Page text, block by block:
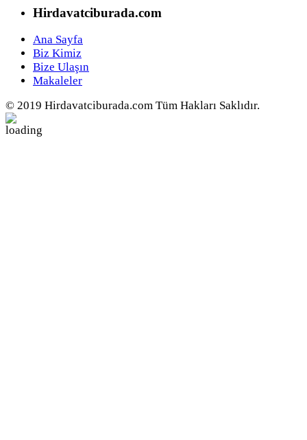
Hirdavatciburada.com
Ana Sayfa
Biz Kimiz
Bize Ulaşın
Makaleler
© 2019 Hirdavatciburada.com Tüm Hakları Saklıdır.